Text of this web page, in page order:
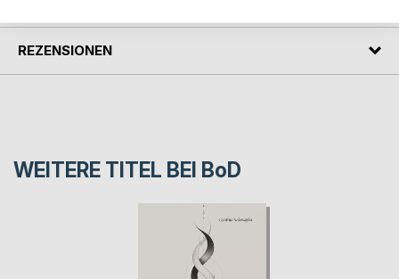
REZENSIONEN
WEITERE TITEL BEI BoD